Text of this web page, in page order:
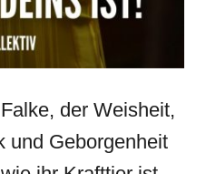
der Weisheit,
und Geborgenheit